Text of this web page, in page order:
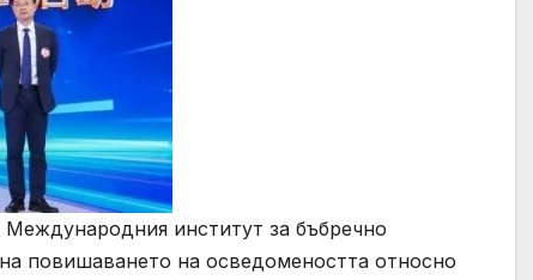
институт за бъбречно
повишаването на осведомеността относно